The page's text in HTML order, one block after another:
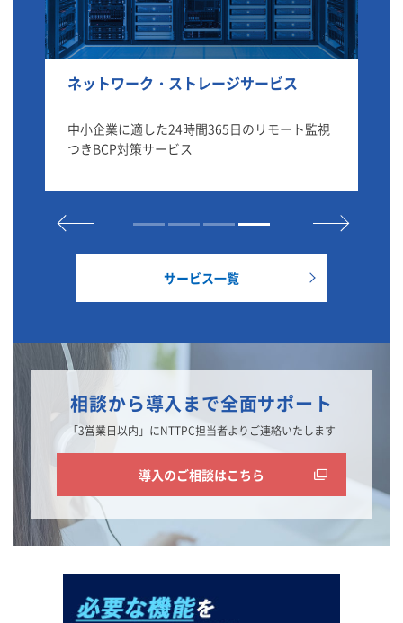
ネットワーク・ストレージサービス
中小企業に適した24時間365日のリモート監視
つきBCP対策サービス
サービス一覧
相談から導入まで全面サポート
「3営業日以内」にNTTPC担当者よりご連絡いたします
導入のご相談はこちら